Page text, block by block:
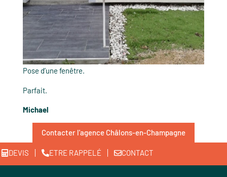
Pose d’une fenêtre.
Parfait.
Michael
Contacter l'agence Châlons-en-Champagne
DEVIS ETRE RAPPELÉ CONTACT